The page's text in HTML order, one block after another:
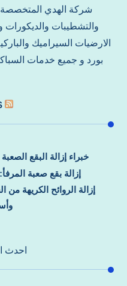
شركة الهدي المتخصصة
والتشطيبات والديكورات
الارضيات السيراميك
بورد و جميع خدمات
خبراء إزالة البقع
إزالة بقع صعبة
إزالة الروائح الكريهة
احدث